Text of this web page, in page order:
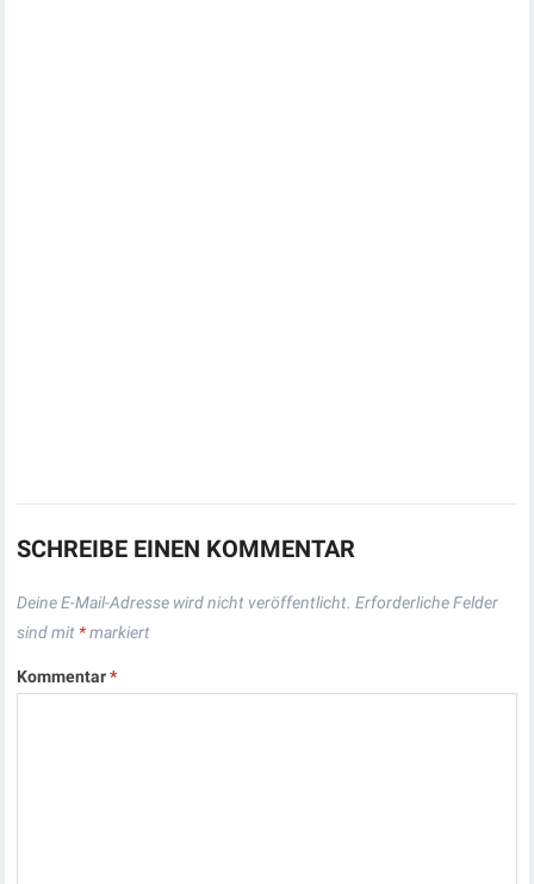
SCHREIBE EINEN KOMMENTAR
Deine E-Mail-Adresse wird nicht veröffentlicht. Erforderliche Felder
sind mit *markiert
Kommentar*